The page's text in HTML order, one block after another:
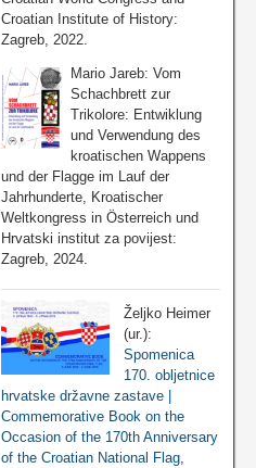
Croatian Institute of History:
Zagreb, 2022.
Mario Jareb: Vom
Schachbrett zur
Trikolore: Entwiklung
und Verwendung des
kroatischen Wappens
und der Flagge im Lauf der
Jahrhunderte, Kroatischer
Weltkongress in Österreich und
Hrvatski institut za povijest:
Zagreb, 2024.
Željko Heimer
(ur.):
Spomenica
170. obljetnice
hrvatske državne zastave |
Commemorative Book on the
Occasion of the 170th Anniversary
of the Croatian National Flag